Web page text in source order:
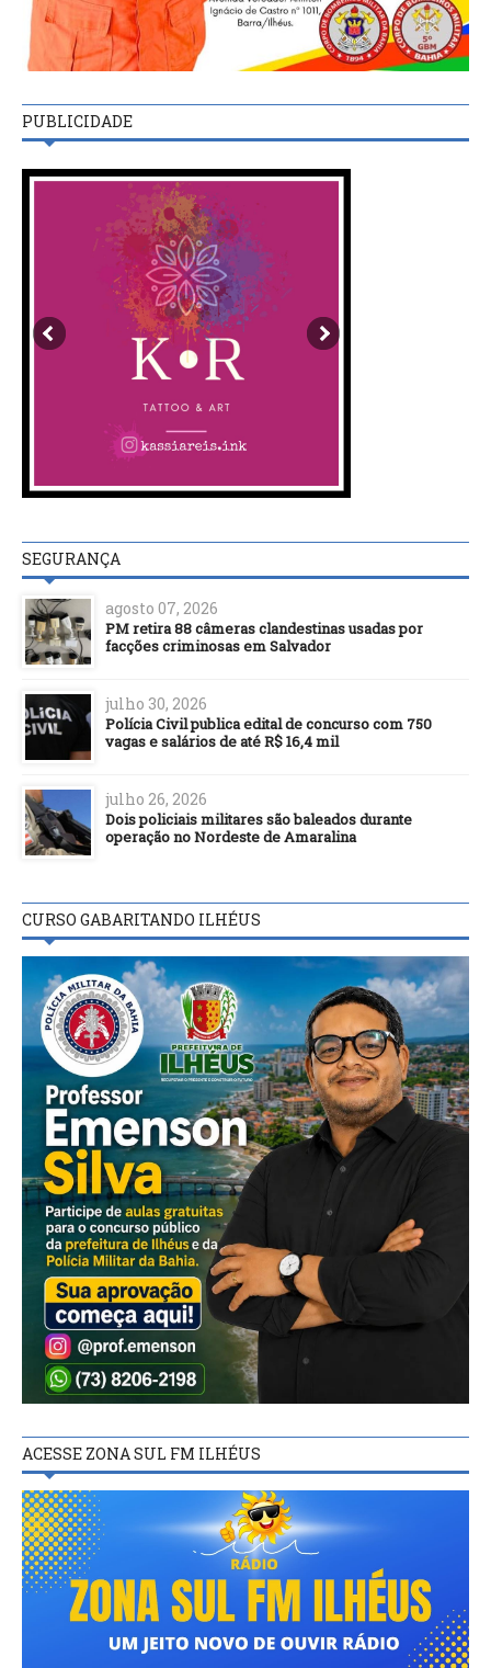
PUBLICIDADE
SEGURANÇA
agosto 07, 2026
PM retira 88 câmeras clandestinas usadas por
facções criminosas em Salvador
julho 30, 2026
Polícia Civil publica edital de concurso com 750
vagas e salários de até R$ 16,4 mil
julho 26, 2026
Dois policiais militares são baleados durante
operação no Nordeste de Amaralina
CURSO GABARITANDO ILHÉUS
ACESSE ZONA SUL FM ILHÉUS